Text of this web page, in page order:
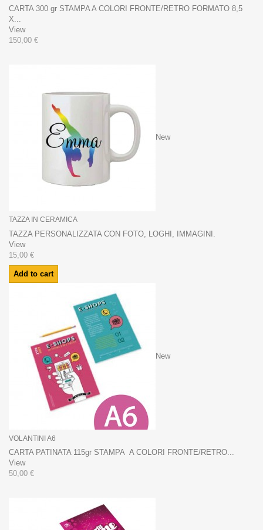
CARTA 300 gr STAMPA A COLORI FRONTE/RETRO FORMATO 8,5
X...
View
150,00 €
New
TAZZA IN CERAMICA
TAZZA PERSONALIZZATA CON FOTO, LOGHI, IMMAGINI.
View
15,00 €
Add to cart
New
VOLANTINI A6
CARTA PATINATA 115gr STAMPA A COLORI FRONTE/RETRO...
View
50,00 €